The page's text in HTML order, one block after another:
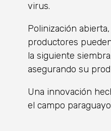
virus.
Polinización
productores
la siguiente
asegurando su
Una innovación
el campo